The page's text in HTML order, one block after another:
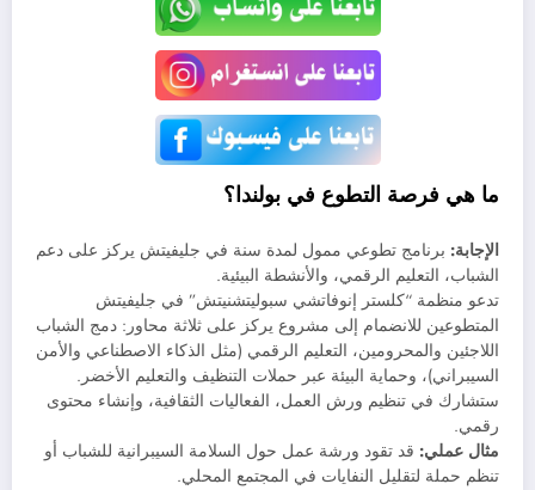
ما هي فرصة التطوع في بولندا؟
الإجابة: برنامج تطوعي ممول لمدة سنة في جليفيتش يركز على دعم
الشباب، التعليم الرقمي، والأنشطة البيئية.
تدعو منظمة “كلستر إنوفاتشي سبوليتشنيتش” في جليفيتش
المتطوعين للانضمام إلى مشروع يركز على ثلاثة محاور: دمج الشباب
اللاجئين والمحرومين، التعليم الرقمي (مثل الذكاء الاصطناعي والأمن
السيبراني)، وحماية البيئة عبر حملات التنظيف والتعليم الأخضر.
ستشارك في تنظيم ورش العمل، الفعاليات الثقافية، وإنشاء محتوى
رقمي.
مثال عملي: قد تقود ورشة عمل حول السلامة السيبرانية للشباب أو
تنظم حملة لتقليل النفايات في المجتمع المحلي.